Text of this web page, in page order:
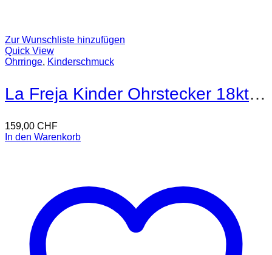
Zur Wunschliste hinzufügen
Quick View
Ohrringe, Kinderschmuck
La Freja Kinder Ohrstecker 18kt Gold
159,00 CHF
In den Warenkorb